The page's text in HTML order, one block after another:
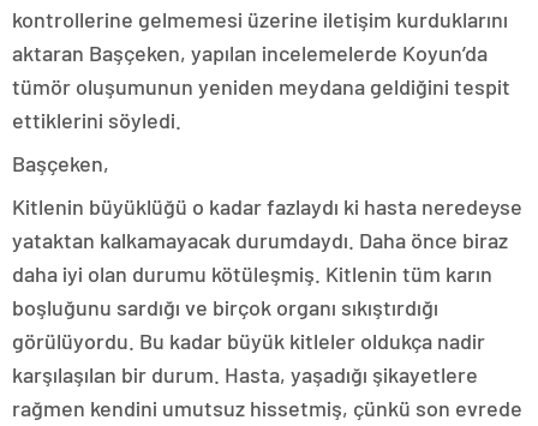
kontrollerine gelmemesi üzerine iletişim kurduklarını
aktaran Başçeken, yapılan incelemelerde Koyun’da
tümör oluşumunun yeniden meydana geldiğini tespit
ettiklerini söyledi.
Başçeken,
Kitlenin büyüklüğü o kadar fazlaydı ki hasta neredeyse
yataktan kalkamayacak durumdaydı. Daha önce biraz
daha iyi olan durumu kötüleşmiş. Kitlenin tüm karın
boşluğunu sardığı ve birçok organı sıkıştırdığı
görülüyordu. Bu kadar büyük kitleler oldukça nadir
karşılaşılan bir durum. Hasta, yaşadığı şikayetlere
rağmen kendini umutsuz hissetmiş, çünkü son evrede